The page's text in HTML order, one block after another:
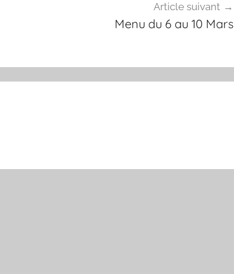
Article suivant
Menu du 6 au 10 Mars